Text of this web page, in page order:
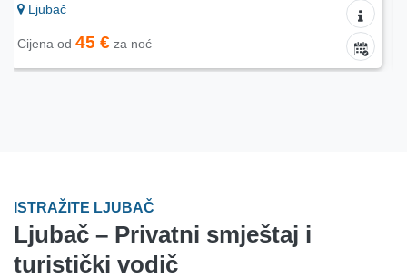
Ljubač
Cijena od80 €za noć
ISTRAŽITE LJUBAČ
Ljubač – Privatni smještaj i
turistički vodič